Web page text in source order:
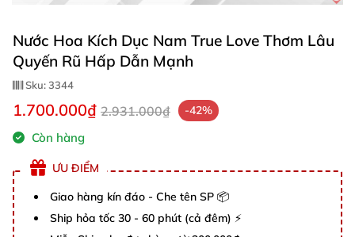
Nước Hoa Kích Dục Nam True Love Thơm Lâu
Quyến Rũ Hấp Dẫn Mạnh
Sku:3344
1.700.000₫ 2.931.000₫ -42%
Còn hàng
ƯU ĐIỂM
Giao hàng kín đáo - Che tên SP 📦
Ship hỏa tốc 30 - 60 phút (cả đêm) ⚡